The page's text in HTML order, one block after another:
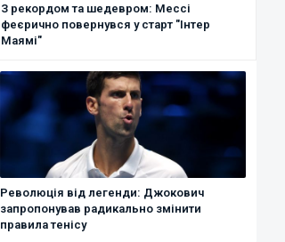
З рекордом та шедевром: Мессі
феєрично повернувся у старт "Інтер
Маямі"
Революція від легенди: Джокович
запропонував радикально змінити
правила тенісу